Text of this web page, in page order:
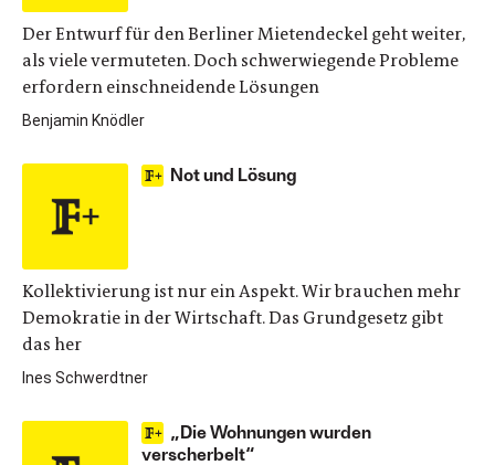
Der Entwurf für den Berliner Mietendeckel geht weiter,
als viele vermuteten. Doch schwerwiegende Probleme
erfordern einschneidende Lösungen
Benjamin Knödler
Not und Lösung
Kollektivierung ist nur ein Aspekt. Wir brauchen mehr
Demokratie in der Wirtschaft. Das Grundgesetz gibt
das her
Ines Schwerdtner
„Die Wohnungen wurden
verscherbelt“